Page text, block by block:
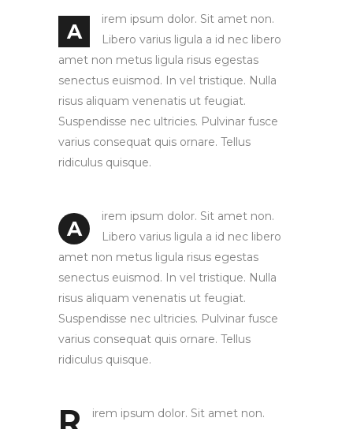
A
irem ipsum dolor. Sit amet non.
Libero varius ligula a id nec libero
amet non metus ligula risus egestas
senectus euismod. In vel tristique. Nulla
risus aliquam venenatis ut feugiat.
Suspendisse nec ultricies. Pulvinar fusce
varius consequat quis ornare. Tellus
ridiculus quisque.
A
irem ipsum dolor. Sit amet non.
Libero varius ligula a id nec libero
amet non metus ligula risus egestas
senectus euismod. In vel tristique. Nulla
risus aliquam venenatis ut feugiat.
Suspendisse nec ultricies. Pulvinar fusce
varius consequat quis ornare. Tellus
ridiculus quisque.
R
irem ipsum dolor. Sit amet non.